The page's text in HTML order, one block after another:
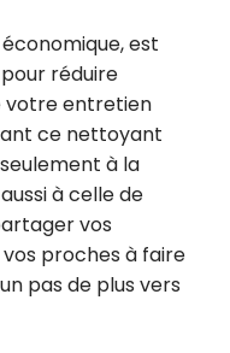
est
réduire
votre entretien
ce nettoyant
à la
à celle de
vos
proches à faire
pas de plus vers